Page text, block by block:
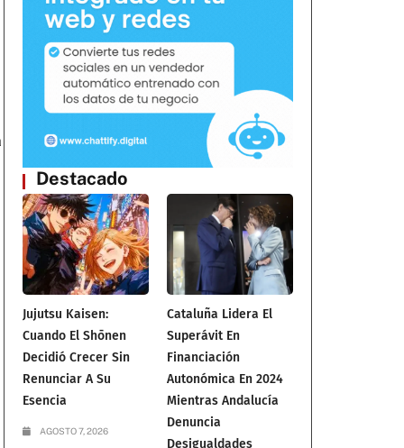
Destacado
Jujutsu Kaisen:
Cuando El Shōnen
Decidió Crecer Sin
Renunciar A Su
Esencia
AGOSTO 7, 2026
Cataluña Lidera El
Superávit En
Financiación
Autonómica En 2024
Mientras Andalucía
Denuncia
Desigualdades